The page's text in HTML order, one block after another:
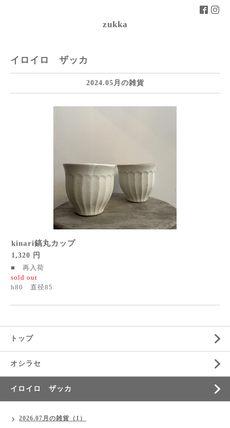
zukka
イロイロ ザッカ
2024.05月の雑貨
kinari鎬丸カップ
1,320 円
■ 再入荷
sold out
h80 直径85
トップ
オシラセ
イロイロ ザッカ
2026.07月の雑貨（1）